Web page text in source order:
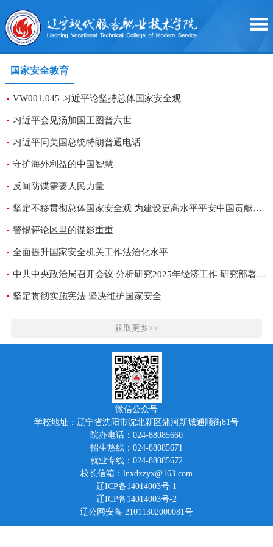
国家安全教育
VW001.045 习近平论坚持总体国家安全观
习近平会见汤加国王图普六世
习近平同美国总统特朗普通电话
守护海外利益的中国智慧
反间防谍需要人民力量
坚定不移贯彻总体国家安全观 为建设更高水平平安中国贡献国安力量
警惕评论区里的谍影重重
全面提升国家安全机关工作法治化水平
中共中央政治局召开会议 分析研究2025年经济工作 研究部署党风廉政建设和反腐败工作 中共中央总书记习近平主持会议
坚定贯彻实施宪法 坚决维护国家安全
获取更多>>
微信公众号
学校地址：辽宁省沈阳市沈北新区蒲河新城通顺街81号
院办电话：024-88085660
招生热线：024-88085671
就业专线：024-88085672
校长信箱：lnxdxzyx@163.com
辽ICP备14014003号-1
辽ICP备14014003号-2
辽公网安备 21011302000081号